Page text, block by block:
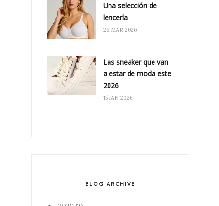
Una selección de
lencería
26 MAR 2026
Las sneaker que van
a estar de moda este
2026
15 JAN 2026
BLOG ARCHIVE